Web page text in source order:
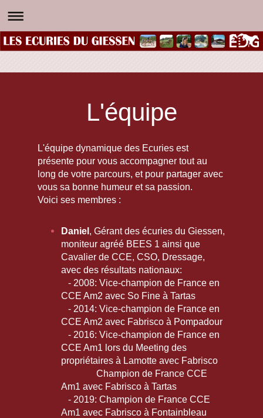
L'équipe
L'équipe dynamique des Ecuries est
présente pour vous accompagner tout au
long de votre parcours, et pour partager avec
vous sa bonne humeur et sa passion.
Voici ses membres :
Daniel , Gérant des écuries du Giessen,
moniteur agréé BEES 1 ainsi que
Cavalier de CCE, CSO, Dressage,
avec des résultats nationaux:
- 2008: Vice-champion de France en
CCE Am2 avec So Fine à Tartas
- 2014: Vice-champion de France en
CCE Am2 avec Fabrisco à Pompadour
- 2016: Vice-champion de France en
CCE Am1 lors du Meeting des
propriétaires à Lamotte avec Fabrisco
Champion de France CCE
Am1 avec Fabrisco à Tartas
- 2019: Champion de France CCE
Am1 avec Fabrisco à Fontainbleau